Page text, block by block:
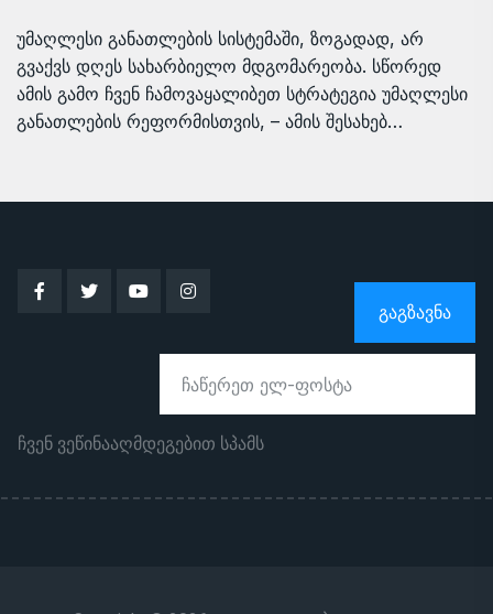
უმაღლესი განათლების სისტემაში, ზოგადად, არ
გვაქვს დღეს სახარბიელო მდგომარეობა. სწორედ
ამის გამო ჩვენ ჩამოვაყალიბეთ სტრატეგია უმაღლესი
განათლების რეფორმისთვის, – ამის შესახებ…
ᲒᲐᲒᲖᲐᲕᲜᲐ
ჩვენ ვეწინააღმდეგებით სპამს